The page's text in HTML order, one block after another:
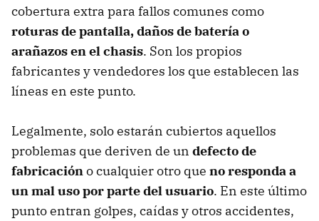
cobertura extra para fallos comunes como
roturas de pantalla, daños de batería o
arañazos en el chasis. Son los propios
fabricantes y vendedores los que establecen las
líneas en este punto.
Legalmente, solo estarán cubiertos aquellos
problemas que deriven de un defecto de
fabricación o cualquier otro que no responda a
un mal uso por parte del usuario. En este último
punto entran golpes, caídas y otros accidentes,